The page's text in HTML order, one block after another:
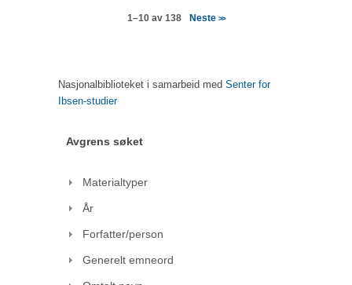
1–10 av 138 Neste >>
Nasjonalbiblioteket i samarbeid med Senter for
Ibsen-studier
Avgrens søket
Materialtyper
År
Forfatter/person
Generelt emneord